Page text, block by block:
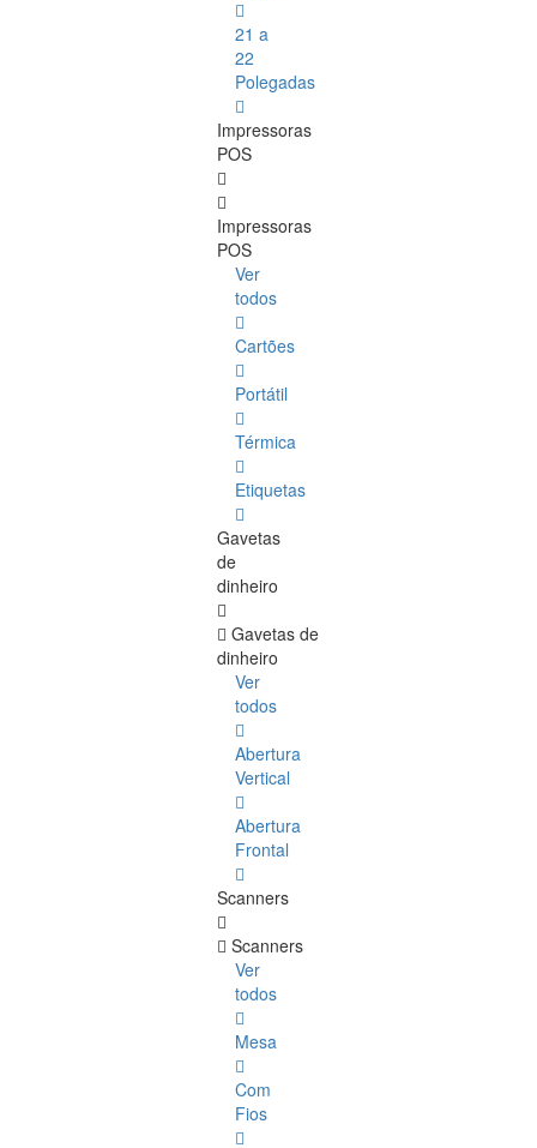
21 a
22
Polegadas
Impressoras
POS
Impressoras
POS
Ver
todos
Cartões
Portátil
Térmica
Etiquetas
Gavetas
de
dinheiro
Gavetas de
dinheiro
Ver
todos
Abertura
Vertical
Abertura
Frontal
Scanners
Scanners
Ver
todos
Mesa
Com
Fios